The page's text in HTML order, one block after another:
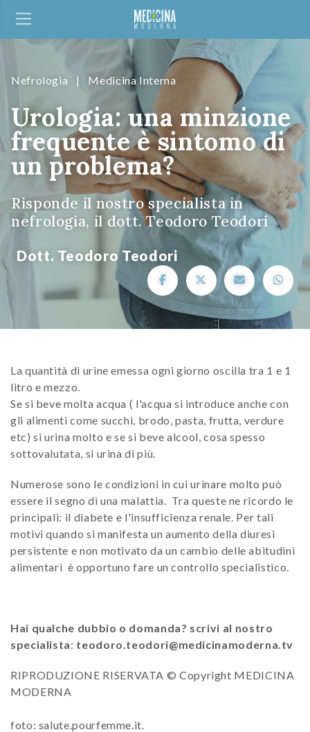
Nefrologia | Medicina Interna
Urologia: una minzione
frequente è sintomo di
un problema?
Risponde il nostro specialista in
nefrologia, il dott. Teodoro Teodori
Dott. Teodoro Teodori
La quantità di urine emessa ogni giorno oscilla tra 1 e 1
litro e mezzo.
Se si beve molta acqua ( l'acqua si introduce anche con
gli alimenti come succhi, brodo, pasta, frutta, verdure
etc) si urina molto e se si beve alcool, cosa spesso
sottovalutata, si urina di più.
Numerose sono le condizioni in cui urinare molto può
essere il segno di una malattia. Tra queste ne ricordo le
principali: il diabete e l'insufficienza renale. Per tali
motivi quando si manifesta un aumento della diuresi
persistente e non motivato da un cambio delle abitudini
alimentari è opportuno fare un controllo specialistico.
Hai qualche dubbio o domanda? scrivi al nostro
specialista: teodoro.teodori@medicinamoderna.tv
RIPRODUZIONE RISERVATA © Copyright MEDICINA
MODERNA
foto: salute.pourfemme.it.